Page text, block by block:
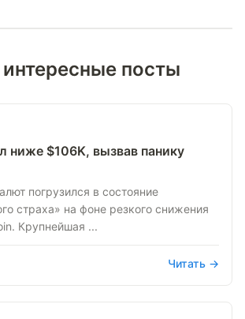
посты
ниже $106K, вызвав панику
погрузился в состояние
страха» на фоне резкого снижения
Крупнейшая ...
Читать →